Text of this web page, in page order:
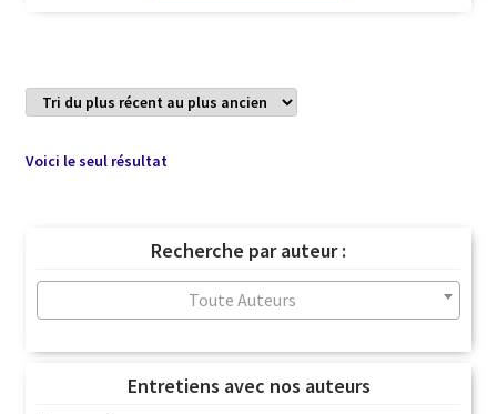
Voici le seul résultat
Recherche par auteur :
Toute Auteurs
Entretiens avec nos auteurs